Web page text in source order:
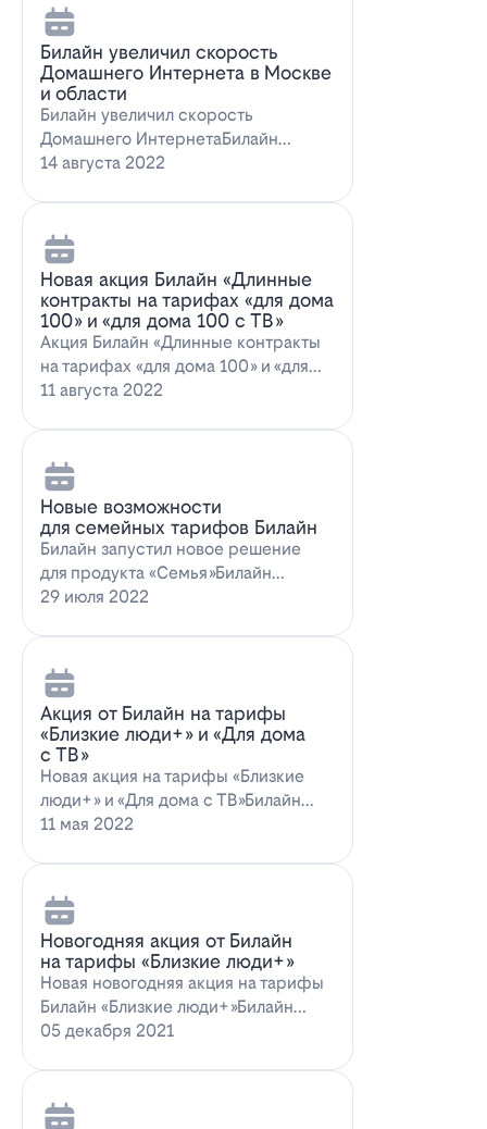
Билайн увеличил скорость
Домашнего Интернета в Москве
и области
Билайн увеличил скорость
Домашнего ИнтернетаБилайн
увеличил скорость Домашнего
14 августа 2022
Новая акция Билайн «Длинные
контракты на тарифах «для дома
100» и «для дома 100 с ТВ»
Акция Билайн «Длинные контракты
на тарифах «для дома 100» и «для
дома 100 с…
11 августа 2022
Новые возможности
для семейных тарифов Билайн
Билайн запустил новое решение
для продукта «Семья»Билайн
объявил о запуске новых возможн…
29 июля 2022
Акция от Билайн на тарифы
«Близкие люди+» и «Для дома
с ТВ»
Новая акция на тарифы «Близкие
люди+» и «Для дома с ТВ»Билайн
предлагает выг…
11 мая 2022
Новогодняя акция от Билайн
на тарифы «Близкие люди+»
Новая новогодняя акция на тарифы
Билайн «Близкие люди+»Билайн
предлагает новогоднее пред…
05 декабря 2021